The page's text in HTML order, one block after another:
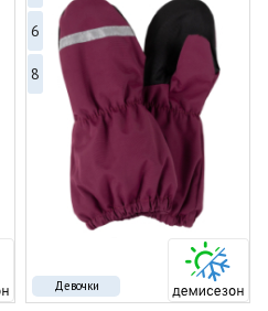
Девочки
6
8